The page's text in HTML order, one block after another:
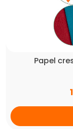
Papel